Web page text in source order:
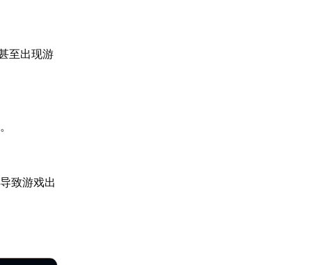
至出现游
致游戏出